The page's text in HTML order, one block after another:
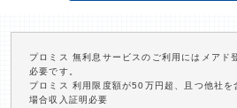
プロミス 無利息サービスのご利用にはメアド
必要です。
プロミス 利用限度額が50万円超、且つ他社
場合収入証明必要